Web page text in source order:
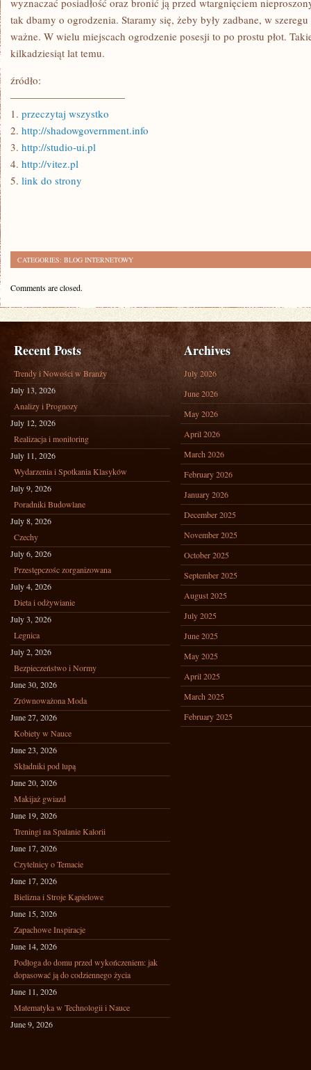
wyznaczać posiadłość oraz bronić ją przed wtargnięciem
tak dbamy o ogrodzenia. Staramy się, żeby były zadbane, w
ważne. W wielu miejscach ogrodzenie posesji to po prostu płot.
kilkadziesiąt lat temu.
źródło:
———————————
1. przeczytaj wszystko
2. http://shadowgovernment.info
3. http://studio-ui.pl
4. http://vitez.pl
5. link do strony
CATEGORIES: BLOG INTERNETOWY
Comments are closed.
Recent Posts
Trendy i Nowości w Branży
July 13, 2026
Analizy i Prognozy
July 12, 2026
Realizacja i monitoring
July 11, 2026
Wydarzenia i Spotkania Klasyków
July 9, 2026
Poradniki Budowlane
July 8, 2026
Czechy
July 6, 2026
Przestępczośc zorganizowana
July 4, 2026
Dieta i odżywianie
July 3, 2026
Legnica
July 2, 2026
Bezpieczeństwo i Normy
June 30, 2026
Zrównoważona Moda
June 27, 2026
Kobiety w Nauce
June 23, 2026
Składniki pod lupą
June 20, 2026
Makijaż gwiazd
June 19, 2026
Treningi na Spalanie Kalorii
June 17, 2026
Czytelnicy o Temacie
June 17, 2026
Bielizna i Stroje Kąpielowe
June 15, 2026
Zapachowe Inspiracje
June 14, 2026
Podłoga do domu przed wykończeniem: jak
dopasować ją do codziennego życia
June 11, 2026
Matematyka w Technologii i Nauce
June 9, 2026
Archives
July 2026
June 2026
May 2026
April 2026
March 2026
February 2026
January 2026
December 2025
November 2025
October 2025
September 2025
August 2025
July 2025
June 2025
May 2025
April 2025
March 2025
February 2025